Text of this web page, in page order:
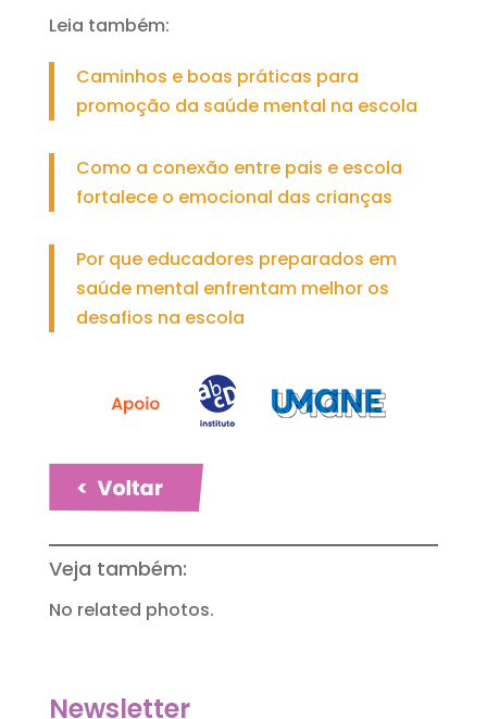
Leia também:
Caminhos e boas práticas para
promoção da saúde mental na escola
Como a conexão entre pais e escola
fortalece o emocional das crianças
Por que educadores preparados em
saúde mental enfrentam melhor os
desafios na escola
Veja também:
No related photos.
Newsletter